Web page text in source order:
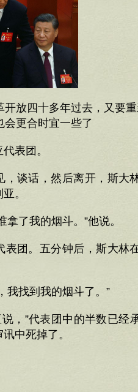
开放四十多年过去，又要
会更合时宜一些了
表团。
，谈话，然后离开，斯大
。
拿了我的烟斗。”他说。
表团。五分钟后，斯大林
我找到我的烟斗了。”
说，”代表团中的半数已经
中死掉了。